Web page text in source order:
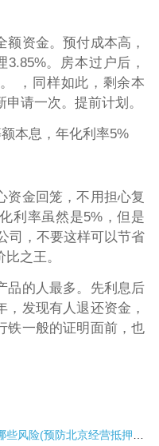
资金。预付成本高，
。房本过户后，
，同样如此，剩余本
请一次。提前计划。
本息，年化利率5%
资金回笼，不用担心复
利率虽然是5%，但是
司，不要这样可以节省
之王。
品的人最多。先利息后
发现有人退还资金，
铁一般的证明面前，也
预防北京经营抵押贷款风险干货)